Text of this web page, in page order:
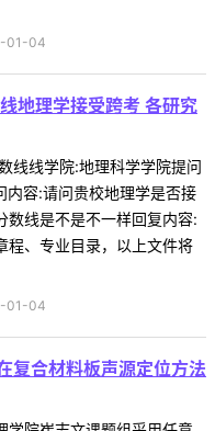
01-04
地理学接受跨考 各研究
线线学院:地理科学学院提问
容:请问贵校地理学是否接
数线是不是不一样回复内容:
程、专业目录，以上文件将
01-04
复合材料板声源定位方法